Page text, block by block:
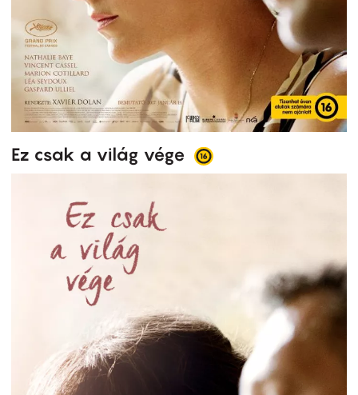
Ez csak a világ vége